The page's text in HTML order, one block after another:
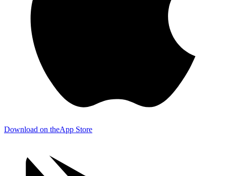
Download on theApp Store